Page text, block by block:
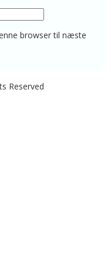
browser til næste
Reserved